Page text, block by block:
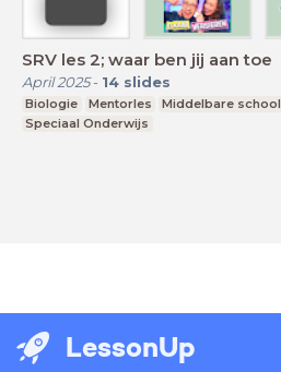
SRV les 2; waar ben jij aan toe
April 2025- 14 slides
Biologie Mentorles Middelbare school
Speciaal Onderwijs
LessonUp